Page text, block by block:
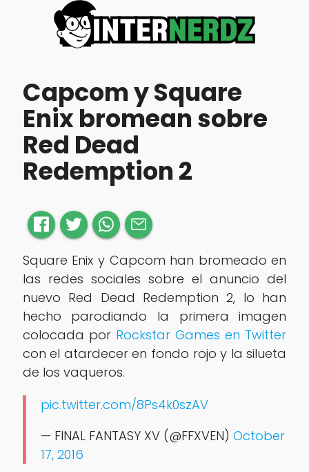
Capcom y Square
Enix bromean sobre
Red Dead
Redemption 2
Square Enix y Capcom han bromeado en
las redes sociales sobre el anuncio del
nuevo Red Dead Redemption 2, lo han
hecho parodiando la primera imagen
colocada por Rockstar Games en Twitter
con el atardecer en fondo rojo y la silueta
de los vaqueros.
pic.twitter.com/8Ps4k0szAV
— FINAL FANTASY XV (@FFXVEN) October
17, 2016